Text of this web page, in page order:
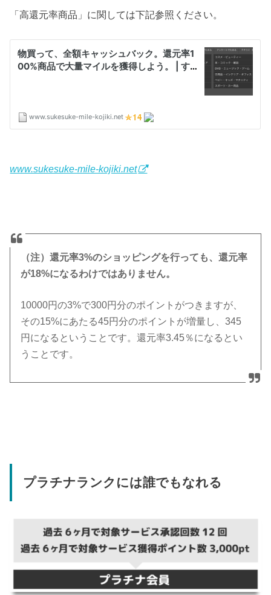
「高還元率商品」に関しては下記参照ください。
www.sukesuke-mile-kojiki.net
（注）還元率3%のショッピングを行っても、還元率
が18%になるわけではありません。
10000円の3%で300円分のポイントがつきますが、
その15%にあたる45円分のポイントが増量し、345
円になるということです。還元率3.45％になるとい
うことです。
プラチナランクには誰でもなれる